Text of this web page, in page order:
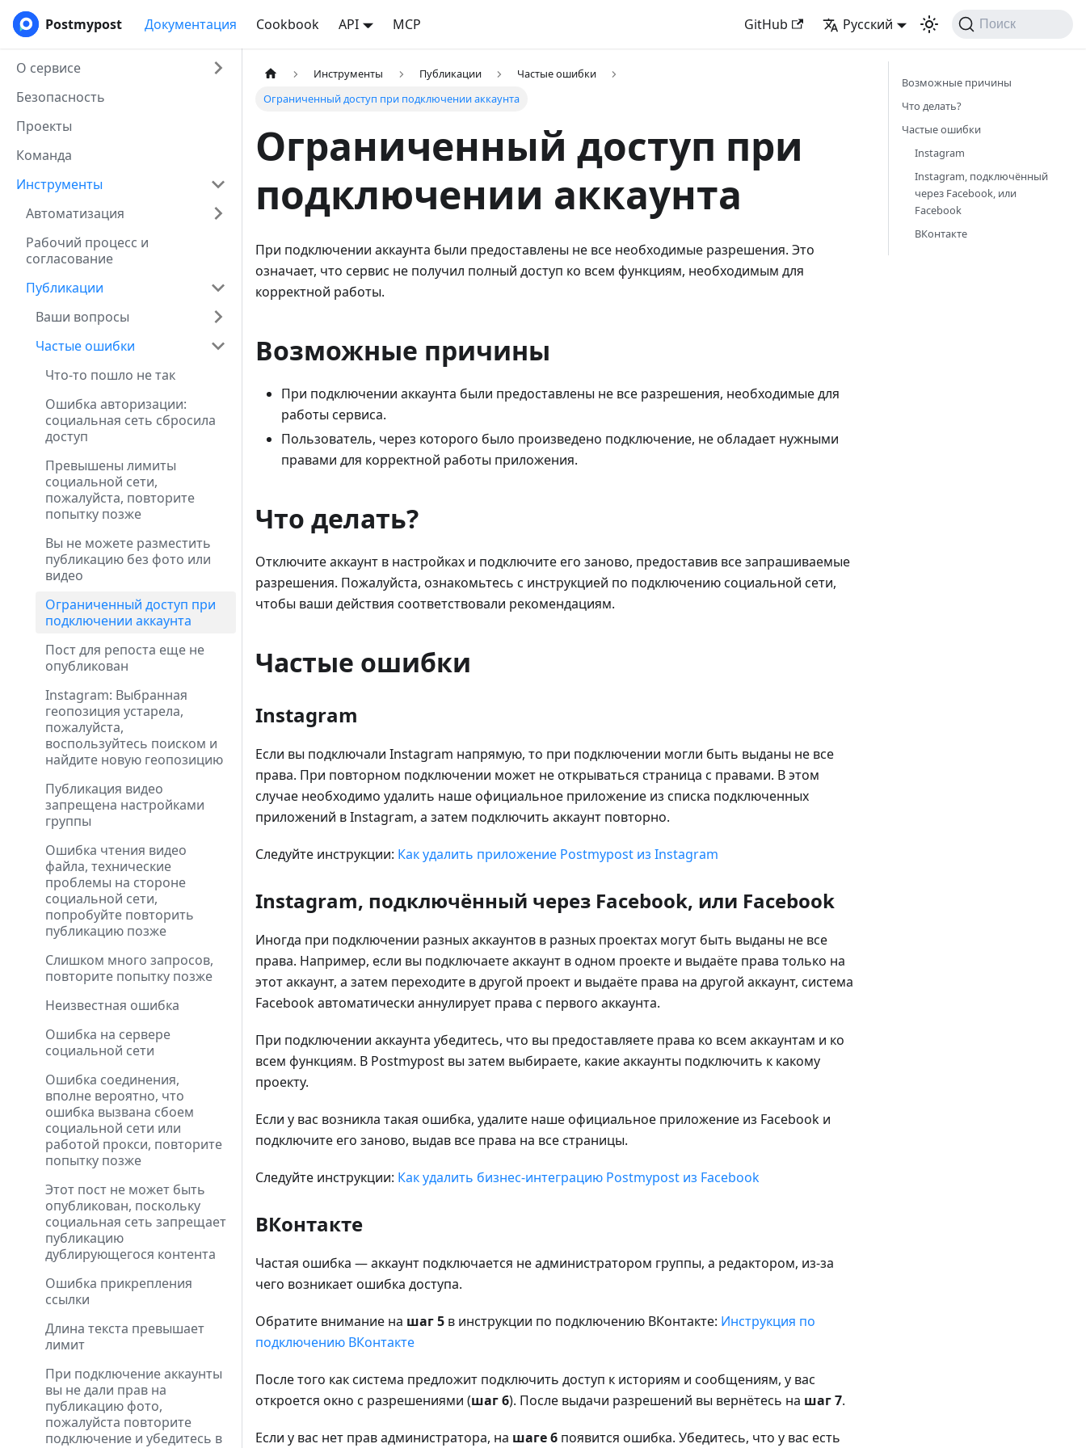
Postmypost Документация Cookbook API MCP GitHub Русский Поиск
О сервисе
Безопасность
Проекты
Команда
Инструменты
Автоматизация
Рабочий процесс и
согласование
Публикации
Ваши вопросы
Частые ошибки
Что-то пошло не так
Ошибка авторизации:
социальная сеть сбросила
доступ
Превышены лимиты
социальной сети,
пожалуйста, повторите
попытку позже
Вы не можете разместить
публикацию без фото или
видео
Ограниченный доступ при
подключении аккаунта
Пост для репоста еще не
опубликован
Instagram: Выбранная
геопозиция устарела,
пожалуйста,
воспользуйтесь поиском и
найдите новую геопозицию
Публикация видео
запрещена настройками
группы
Ошибка чтения видео
файла, технические
проблемы на стороне
социальной сети,
попробуйте повторить
публикацию позже
Слишком много запросов,
повторите попытку позже
Неизвестная ошибка
Ошибка на сервере
социальной сети
Ошибка соединения,
вполне вероятно, что
ошибка вызвана сбоем
социальной сети или
работой прокси, повторите
попытку позже
Этот пост не может быть
опубликован, поскольку
социальная сеть запрещает
публикацию
дублирующегося контента
Ошибка прикрепления
ссылки
Длина текста превышает
лимит
При подключение аккаунты
вы не дали прав на
публикацию фото,
пожалуйста повторите
подключение и убедитесь в
Инструменты Публикации
Частые ошибки
Ограниченный доступ при подключении аккаунта
Ограниченный доступ при
подключении аккаунта
При подключении аккаунта были предоставлены не все необходимые разрешения. Это
означает, что сервис не получил полный доступ ко всем функциям, необходимым для
корректной работы.
Возможные причины
При подключении аккаунта были предоставлены не все разрешения, необходимые для
работы сервиса.
Пользователь, через которого было произведено подключение, не обладает нужными
правами для корректной работы приложения.
Что делать?
Отключите аккаунт в настройках и подключите его заново, предоставив все запрашиваемые
разрешения. Пожалуйста, ознакомьтесь с инструкцией по подключению социальной сети,
чтобы ваши действия соответствовали рекомендациям.
Частые ошибки
Instagram
Если вы подключали Instagram напрямую, то при подключении могли быть выданы не все
права. При повторном подключении может не открываться страница с правами. В этом
случае необходимо удалить наше официальное приложение из списка подключенных
приложений в Instagram, а затем подключить аккаунт повторно.
Следуйте инструкции: Как удалить приложение Postmypost из Instagram
Instagram, подключённый через Facebook, или Facebook
Иногда при подключении разных аккаунтов в разных проектах могут быть выданы не все
права. Например, если вы подключаете аккаунт в одном проекте и выдаёте права только на
этот аккаунт, а затем переходите в другой проект и выдаёте права на другой аккаунт, система
Facebook автоматически аннулирует права с первого аккаунта.
При подключении аккаунта убедитесь, что вы предоставляете права ко всем аккаунтам и ко
всем функциям. В Postmypost вы затем выбираете, какие аккаунты подключить к какому
проекту.
Если у вас возникла такая ошибка, удалите наше официальное приложение из Facebook и
подключите его заново, выдав все права на все страницы.
Следуйте инструкции: Как удалить бизнес-интеграцию Postmypost из Facebook
ВКонтакте
Частая ошибка — аккаунт подключается не администратором группы, а редактором, из-за
чего возникает ошибка доступа.
Обратите внимание на шаг 5 в инструкции по подключению ВКонтакте: Инструкция по
подключению ВКонтакте
После того как система предложит подключить доступ к историям и сообщениям, у вас
откроется окно с разрешениями (шаг 6). После выдачи разрешений вы вернётесь на шаг 7.
Если у вас нет прав администратора, на шаге 6 появится ошибка. Убедитесь, что у вас есть
Возможные причины
Что делать?
Частые ошибки
Instagram
Instagram, подключённый
через Facebook, или
Facebook
ВКонтакте